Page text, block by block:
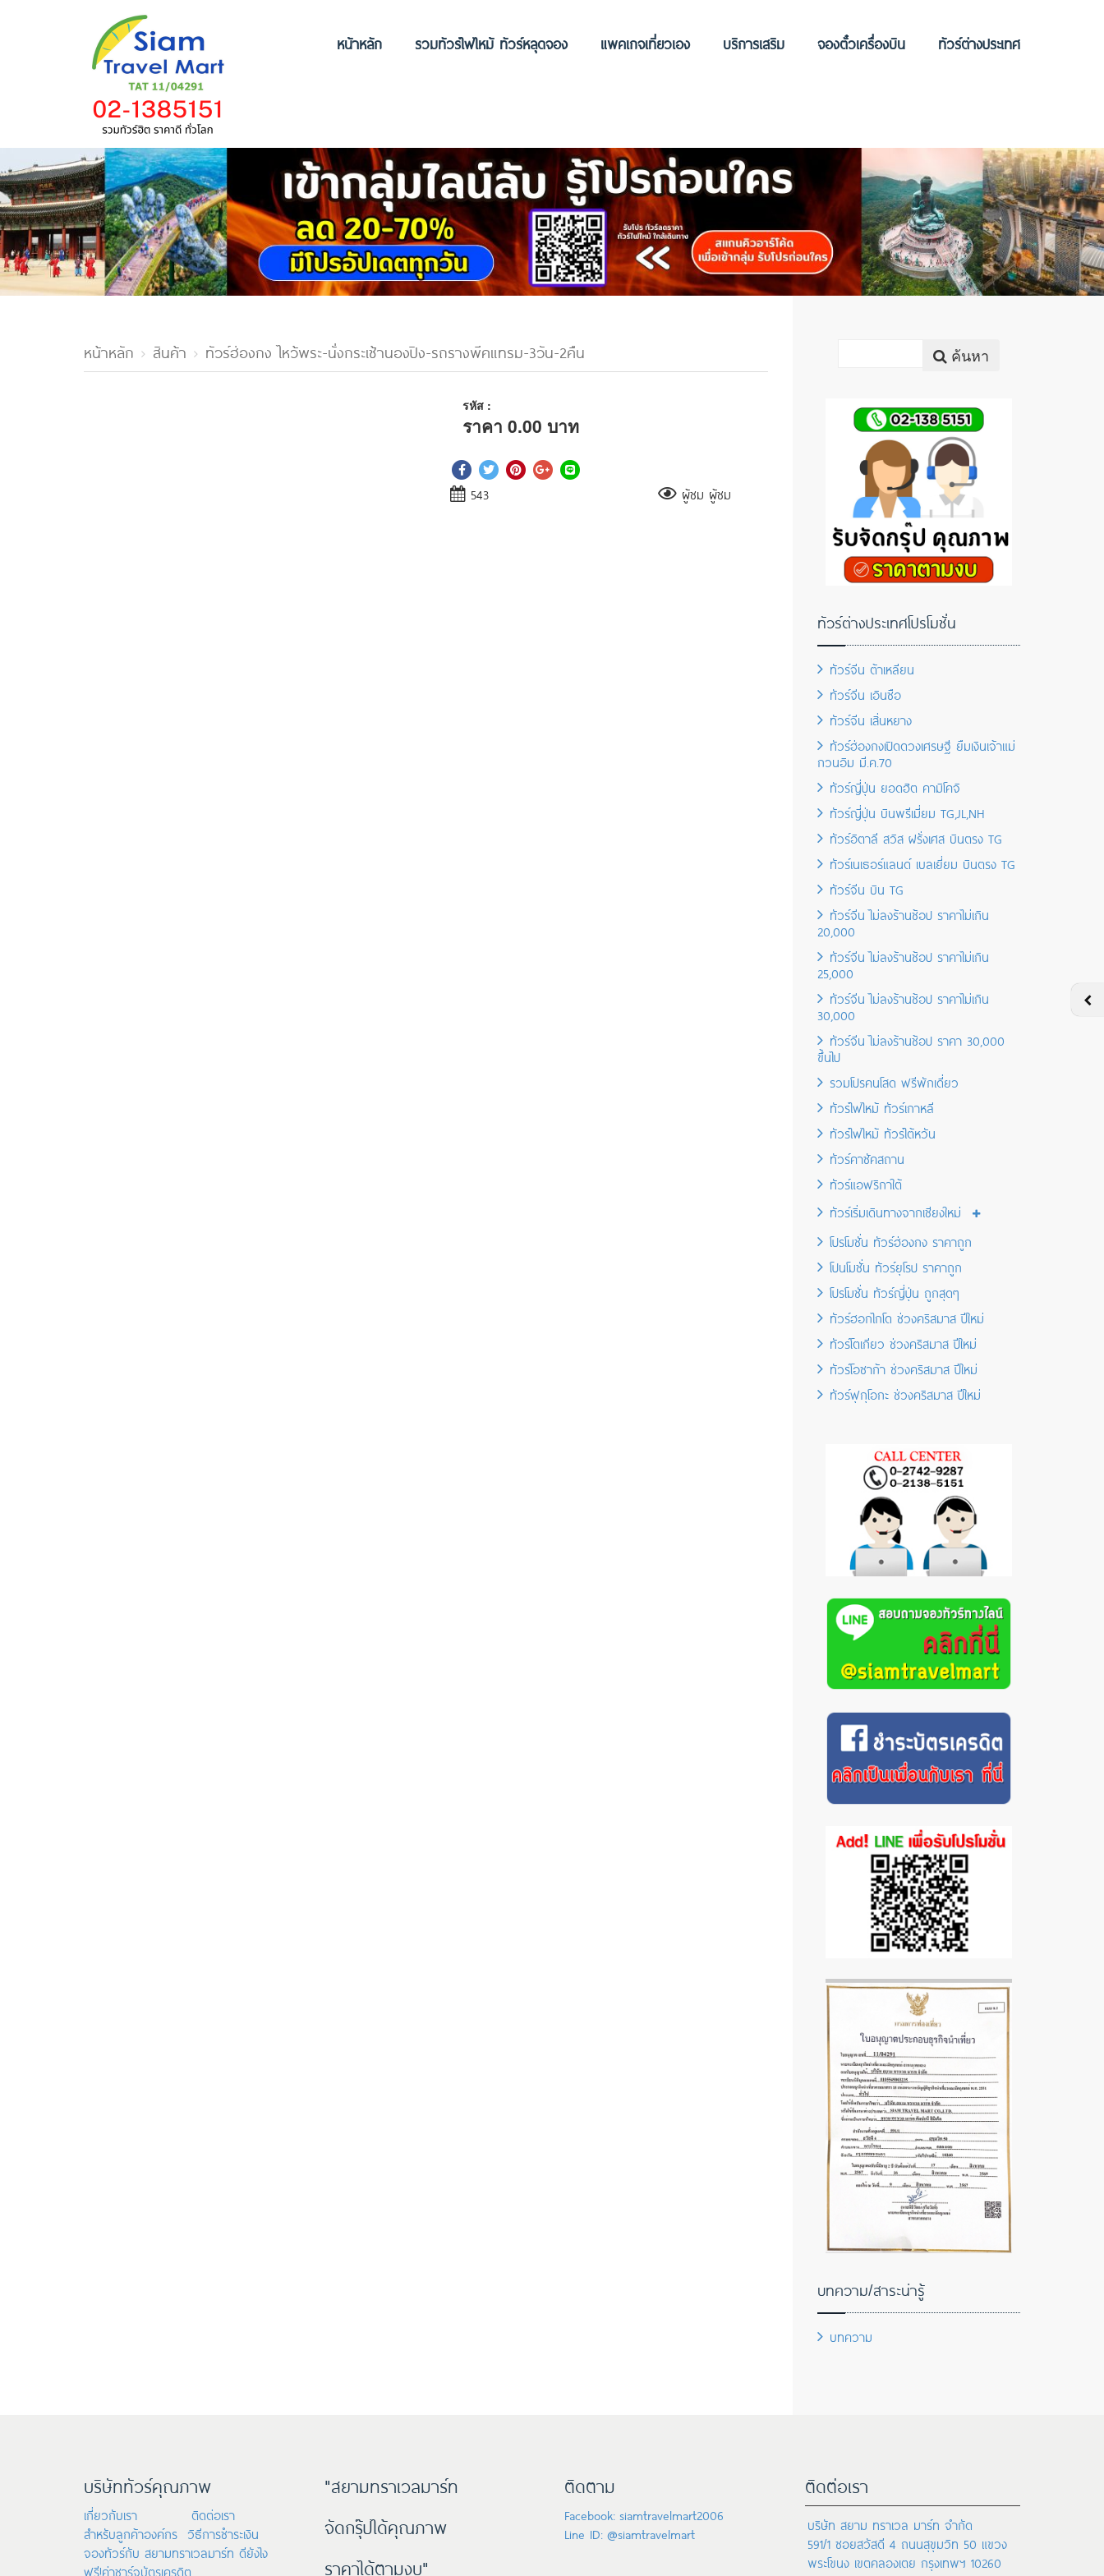
หน้าหลัก รวมทัวร์ไฟไหม้ ทัวร์หลุดจอง แพคเกจเที่ยวเอง บริการเสริม จองตั๋วเครื่องบิน ทัวร์ต่างประเทศ
หน้าหลัก สินค้า ทัวร์ฮ่องกง ไหว้พระ-นั่งกระเช้านองปิง-รถรางพีคแทรม-3วัน-2คืน
รหัส :
ราคา0.00 บาท
543 ผู้ชม ผู้ชม
ค้นหา
ทัวร์ต่างประเทศโปรโมชั่น
ทัวร์จีน ต้าเหลียน
ทัวร์จีน เอินซือ
ทัวร์จีน เสิ่นหยาง
ทัวร์ฮ่องกงเปิดดวงเศรษฐี ยืมเงินเจ้าแม่
กวนอิม มี.ค.70
ทัวร์ญี่ปุ่น ยอดฮิต คามิโคจิ
ทัวร์ญี่ปุ่น บินพรีเมี่ยม TG,JL,NH
ทัวร์อิตาลี สวิส ฝรั่งเศส บินตรง TG
ทัวร์เนเธอร์แลนด์ เบลเยี่ยม บินตรง TG
ทัวร์จีน บิน TG
ทัวร์จีน ไม่ลงร้านช้อป ราคาไม่เกิน
20,000
ทัวร์จีน ไม่ลงร้านช้อป ราคาไม่เกิน
25,000
ทัวร์จีน ไม่ลงร้านช้อป ราคาไม่เกิน
30,000
ทัวร์จีน ไม่ลงร้านช้อป ราคา 30,000
ขึ้นไป
รวมโปรคนโสด ฟรีพักเดี่ยว
ทัวร์ไฟไหม้ ทัวร์เกาหลี
ทัวร์ไฟไหม้ ทัวร์ไต้หวัน
ทัวร์คาซัคสถาน
ทัวร์แอฟริกาใต้
ทัวร์เริ่มเดินทางจากเชียงใหม่
โปรโมชั่น ทัวร์ฮ่องกง ราคาถูก
โปนโมชั่น ทัวร์ยุโรป ราคาถูก
โปรโมชั่น ทัวร์ญี่ปุ่น ถูกสุดๆ
ทัวร์ฮอกไกโด ช่วงคริสมาส ปีใหม่
ทัวร์โตเกียว ช่วงคริสมาส ปีใหม่
ทัวร์โอซาก้า ช่วงคริสมาส ปีใหม่
ทัวร์ฟุกุโอกะ ช่วงคริสมาส ปีใหม่
บทความ/สาระน่ารู้
บทความ
บริษัททัวร์คุณภาพ
เกี่ยวกับเรา
ติดต่อเรา
สำหรับลูกค้าองค์กร วิธีการชำระเงิน
จองทัวร์กับ สยามทราเวลมาร์ท ดียังไง
ฟรี!ค่าชาร์จบัตรเครดิต
"สยามทราเวลมาร์ท
จัดกรุ๊ปได้คุณภาพ
ราคาได้ตามงบ"
ติดตาม
Facebook: siamtravelmart2006
Line ID: @siamtravelmart
ติดต่อเรา
บริษัท สยาม ทราเวล มาร์ท จำกัด
591/1 ซอยสวัสดี 4 ถนนสุขุมวิท 50 แขวง
พระโขนง เขตคลองเตย กรุงเทพฯ 10260